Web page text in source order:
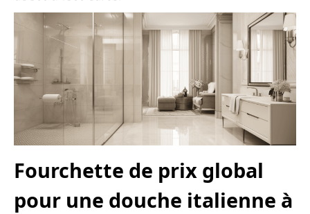
Fourchette de prix global
pour une douche italienne à